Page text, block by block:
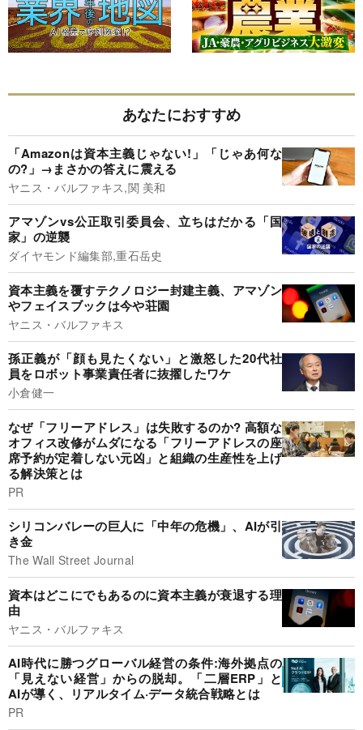
あなたにおすすめ
「Amazonは資本主義じゃない!」「じゃあ何な
の?」→まさかの答えに震える
ヤニス・バルファキス,関 美和
アマゾンvs公正取引委員会、立ちはだかる「国
家」の逆襲
ダイヤモンド編集部,重石岳史
資本主義を覆すテクノロジー封建主義、アマゾン
やフェイスブックは今や荘園
ヤニス・バルファキス
孫正義が「顔も見たくない」と激怒した20代社
員をロボット事業責任者に抜擢したワケ
小倉健一
なぜ「フリーアドレス」は失敗するのか? 高額な
オフィス改修がムダになる「フリーアドレスの座
席予約が定着しない元凶」と組織の生産性を上げ
る解決策とは
PR
シリコンバレーの巨人に「中年の危機」、AIが引
き金
The Wall Street Journal
資本はどこにでもあるのに資本主義が衰退する理
由
ヤニス・バルファキス
AI時代に勝つグローバル経営の条件:海外拠点の
「見えない経営」からの脱却。「二層ERP」と
AIが導く、リアルタイム·データ統合戦略とは
PR